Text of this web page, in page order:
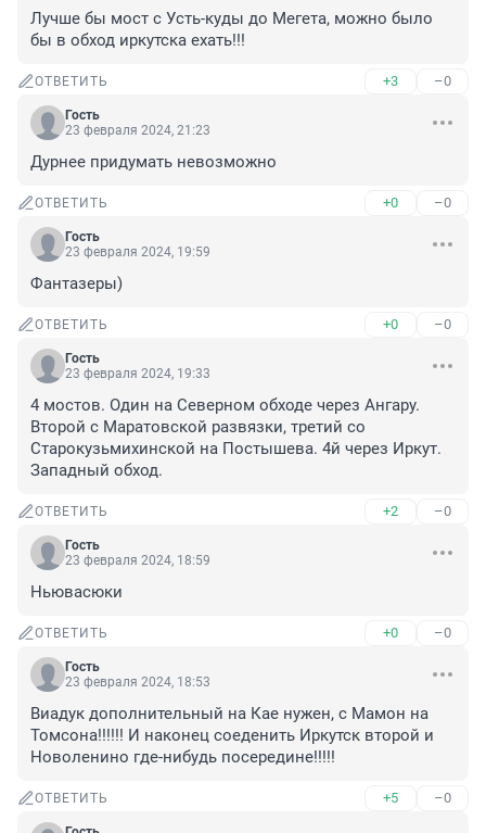
Лучше бы мост с Усть-куды до Мегета, можно было
бы в обход иркутска ехать!!!
ОТВЕТИТЬ +3 –0
Гость
23 февраля 2024, 21:23
Дурнее придумать невозможно
ОТВЕТИТЬ +0 –0
Гость
23 февраля 2024, 19:59
Фантазеры)
ОТВЕТИТЬ +0 –0
Гость
23 февраля 2024, 19:33
4 мостов. Один на Северном обходе через Ангару.
Второй с Маратовской развязки, третий со
Старокузьмихинской на Постышева. 4й через Иркут.
Западный обход.
ОТВЕТИТЬ +2 –0
Гость
23 февраля 2024, 18:59
Ньювасюки
ОТВЕТИТЬ +0 –0
Гость
23 февраля 2024, 18:53
Виадук дополнительный на Кае нужен, с Мамон на
Томсона!!!!!! И наконец соеденить Иркутск второй и
Новоленино где-нибудь посередине!!!!!
ОТВЕТИТЬ +5 –0